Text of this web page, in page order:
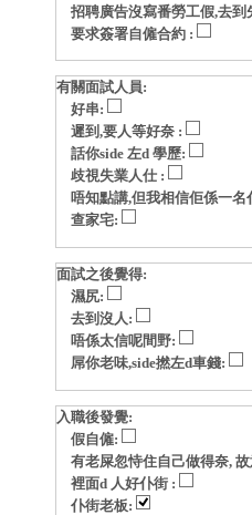
招聘廣告沒寫番勞工假,去
要求簽署自僱合約 :
有關面試人員:
好串:
遲到,要人等好奈 :
話你side 左d 學歷:
歧視失業人仕 :
唔知點講,但我相信佢係一
查家宅:
面試之後覺得:
濕尻:
去到沒人:
唔係太信呢間野:
屌你老味,side撚左d車錢:
入職後發覺:
假自僱:
有老屎忽恃住自己做得奈,
裡面d 人好仆街 :
仆街老板: